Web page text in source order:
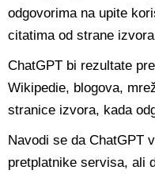
odgovorima na upite
citatima od strane
ChatGPT bi rezultate
Wikipedie, blogova,
stranice izvora, kada
Navodi se da ChatGPT
pretplatnike servisa, ali